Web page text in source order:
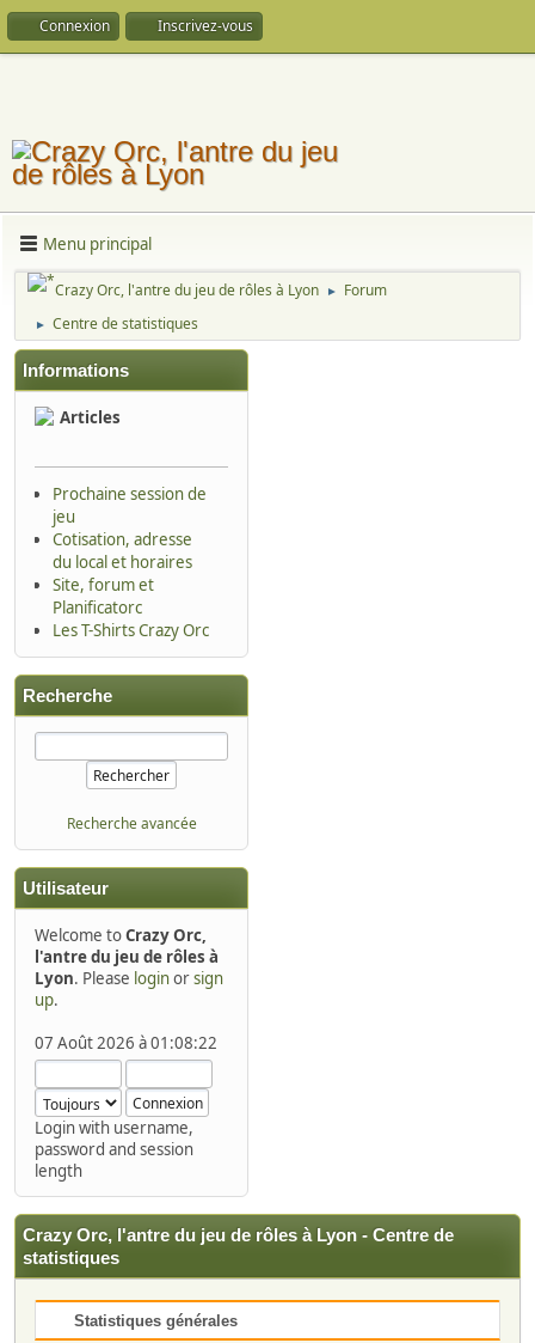
Connexion Inscrivez-vous
Menu principal
Crazy Orc, l'antre du jeu de rôles à Lyon ► Forum
► Centre de statistiques
Informations
Articles
Prochaine session de
jeu
Cotisation, adresse
du local et horaires
Site, forum et
Planificatorc
Les T-Shirts Crazy Orc
Recherche
Recherche avancée
Utilisateur
Welcome toCrazy Orc,
l'antre du jeu de rôles à
Lyon. Please loginorsign
up.
07 Août 2026 à 01:08:22
Login with username,
password and session
length
Crazy Orc, l'antre du jeu de rôles à Lyon - Centre de
statistiques
Statistiques générales